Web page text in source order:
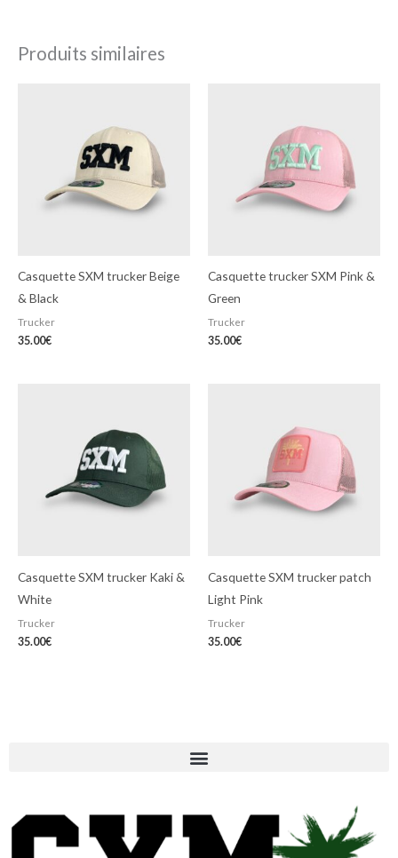
Produits similaires
Casquette SXM trucker Beige
& Black
Trucker
35.00€
Casquette trucker SXM Pink &
Green
Trucker
35.00€
Casquette SXM trucker Kaki &
White
Trucker
35.00€
Casquette SXM trucker patch
Light Pink
Trucker
35.00€